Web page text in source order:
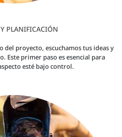
PLANIFICACIÓN
del proyecto, escuchamos tus ideas y
Este primer paso es esencial para
esté bajo control.